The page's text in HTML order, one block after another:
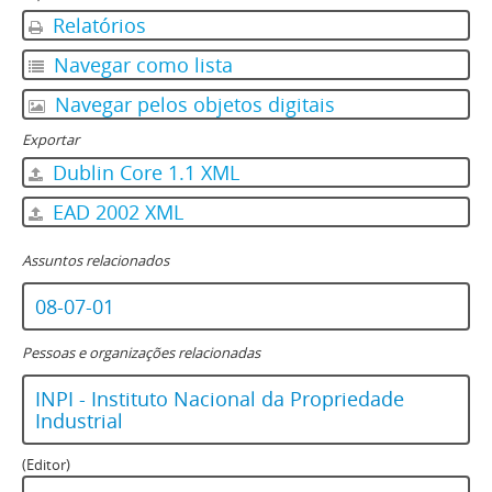
Relatórios
Navegar como lista
Navegar pelos objetos digitais
Exportar
Dublin Core 1.1 XML
EAD 2002 XML
Assuntos relacionados
08-07-01
Pessoas e organizações relacionadas
INPI - Instituto Nacional da Propriedade
Industrial
(Editor)